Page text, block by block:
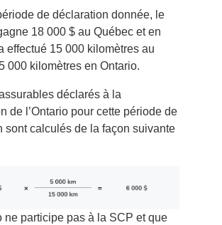
de déclaration donnée, le
18 000 $ au Québec et en
effectué 15 000 kilomètres au
000 kilomètres en Ontario.
déclarés à la
de l’Ontario pour cette période de
sont calculés de la façon suivante
ne participe pas à la SCP et que